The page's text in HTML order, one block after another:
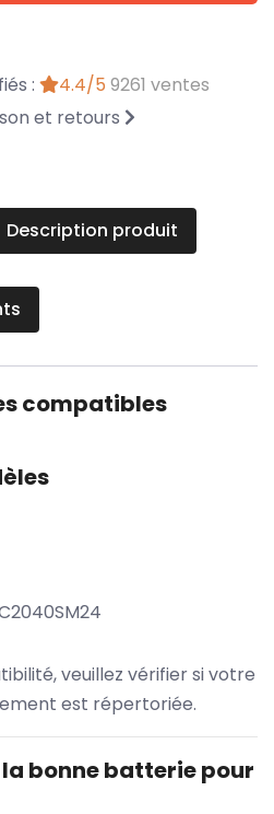
:
4.4/5 9261 ventes
et retours
Description produit
compatibles
veuillez vérifier si votre
est répertoriée.
bonne batterie pour